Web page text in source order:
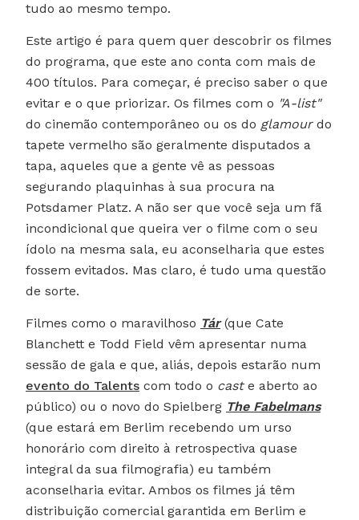
tudo ao mesmo tempo.
Este artigo é para quem quer descobrir os filmes
do programa, que este ano conta com mais de
400 títulos. Para começar, é preciso saber o que
evitar e o que priorizar. Os filmes com o "A-list"
do cinemão contemporâneo ou os do glamourdo
tapete vermelho são geralmente disputados a
tapa, aqueles que a gente vê as pessoas
segurando plaquinhas à sua procura na
Potsdamer Platz. A não ser que você seja um fã
incondicional que queira ver o filme com o seu
ídolo na mesma sala, eu aconselharia que estes
fossem evitados. Mas claro, é tudo uma questão
de sorte.
Filmes como o maravilhoso Tár(que Cate
Blanchett e Todd Field vêm apresentar numa
sessão de gala e que, aliás, depois estarão num
evento do Talents com todo o caste aberto ao
público) ou o novo do Spielberg The Fabelmans
(que estará em Berlim recebendo um urso
honorário com direito à retrospectiva quase
integral da sua filmografia) eu também
aconselharia evitar. Ambos os filmes já têm
distribuição comercial garantida em Berlim e